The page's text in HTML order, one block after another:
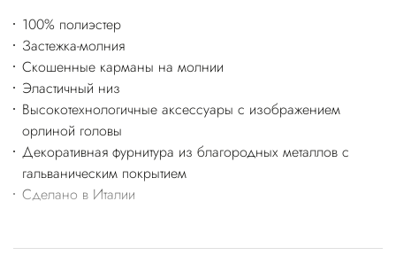
100% полиэстер
Застежка-молния
Скошенные карманы на молнии
Эластичный низ
Высокотехнологичные аксессуары с изображением
орлиной головы
Декоративная фурнитура из благородных металлов с
гальваническим покрытием
Сделано в Италии